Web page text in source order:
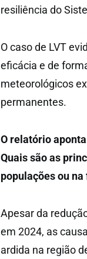
resiliência do
O caso de LVT
eficácia e de
meteorológicos
permanentes.
O relatório
Quais são as
populações ou
Apesar da
em 2024, as
ardida na região